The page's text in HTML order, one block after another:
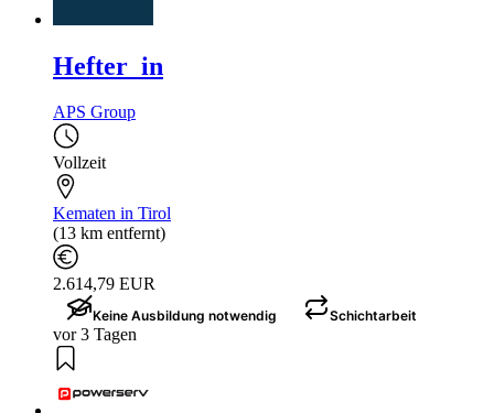
Hefter_in
APS Group
Vollzeit
Kematen in Tirol
(13 km entfernt)
2.614,79 EUR
Keine Ausbildung notwendig Schichtarbeit
vor 3 Tagen